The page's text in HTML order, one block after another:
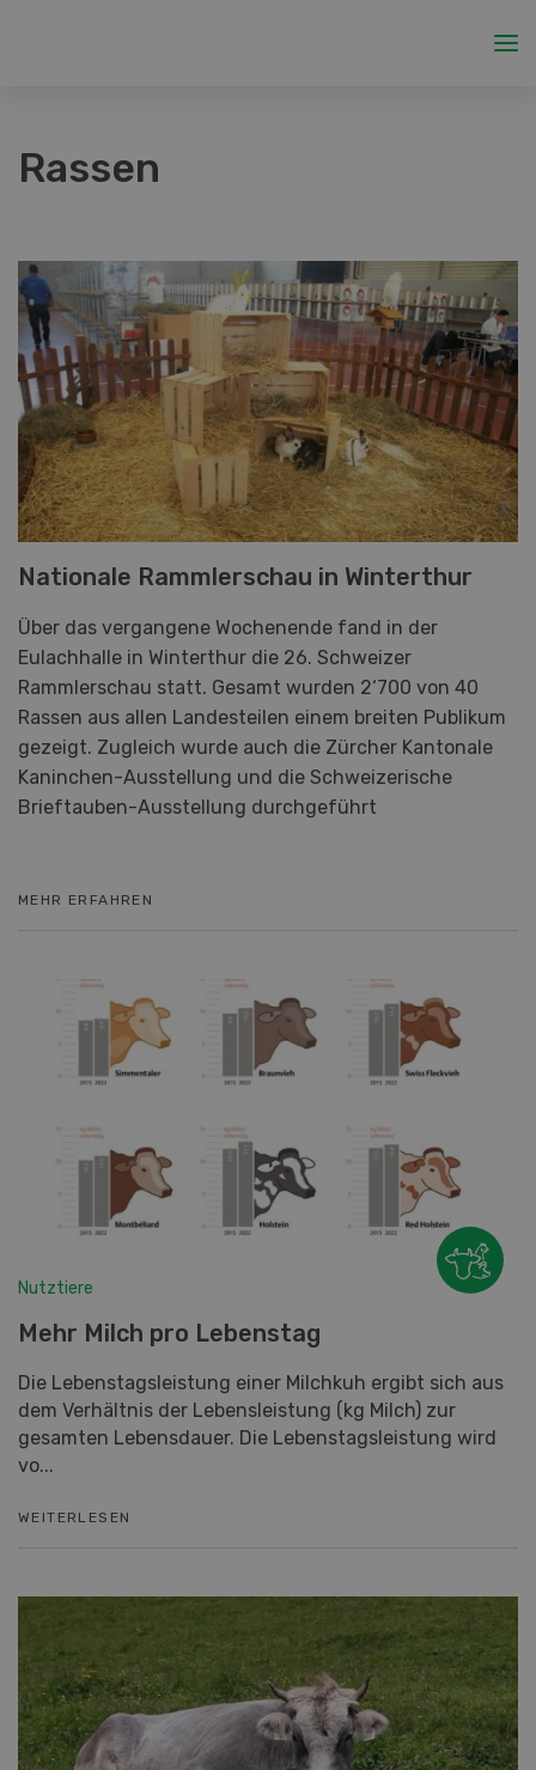
Rassen
Nationale Rammlerschau in Winterthur
Über das vergangene Wochenende fand in der
Eulachhalle in Winterthur die 26. Schweizer
Rammlerschau statt. Gesamt wurden 2‘700 von 40
Rassen aus allen Landesteilen einem breiten Publikum
gezeigt. Zugleich wurde auch die Zürcher Kantonale
Kaninchen-Ausstellung und die Schweizerische
Brieftauben-Ausstellung durchgeführt
MEHR ERFAHREN
Nutztiere
Mehr Milch pro Lebenstag
Die Lebenstagsleistung einer Milchkuh ergibt sich aus
dem Verhältnis der Lebensleistung (kg Milch) zur
gesamten Lebensdauer. Die Lebenstagsleistung wird
vo...
WEITERLESEN